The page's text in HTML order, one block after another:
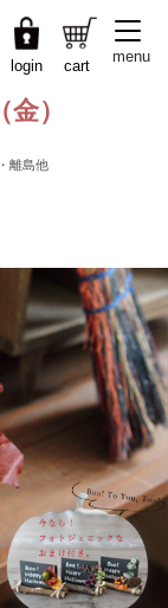
login cart
menu